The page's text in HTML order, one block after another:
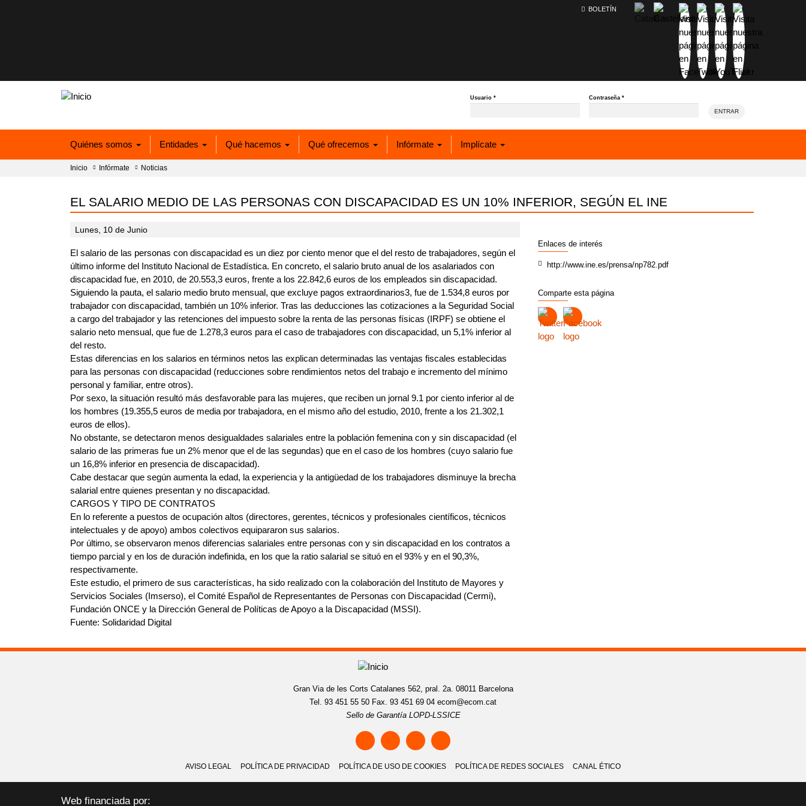
BOLETÍN
Usuario* Contraseña*
ENTRAR
Quiénes somos Entidades Qué hacemos Qué ofrecemos Infórmate Implícate
Inicio Infórmate Noticias
EL SALARIO MEDIO DE LAS PERSONAS CON DISCAPACIDAD ES UN 10% INFERIOR, SEGÚN EL INE
Lunes, 10 de Junio
El salario de las personas con discapacidad es un diez por ciento menor que el del resto de trabajadores, según el
último informe del Instituto Nacional de Estadística. En concreto, el salario bruto anual de los asalariados con
discapacidad fue, en 2010, de 20.553,3 euros, frente a los 22.842,6 euros de los empleados sin discapacidad.
Siguiendo la pauta, el salario medio bruto mensual, que excluye pagos extraordinarios3, fue de 1.534,8 euros por
trabajador con discapacidad, también un 10% inferior. Tras las deducciones las cotizaciones a la Seguridad Social
a cargo del trabajador y las retenciones del impuesto sobre la renta de las personas físicas (IRPF) se obtiene el
salario neto mensual, que fue de 1.278,3 euros para el caso de trabajadores con discapacidad, un 5,1% inferior al
del resto.
Estas diferencias en los salarios en términos netos las explican determinadas las ventajas fiscales establecidas
para las personas con discapacidad (reducciones sobre rendimientos netos del trabajo e incremento del mínimo
personal y familiar, entre otros).
Por sexo, la situación resultó más desfavorable para las mujeres, que reciben un jornal 9.1 por ciento inferior al de
los hombres (19.355,5 euros de media por trabajadora, en el mismo año del estudio, 2010, frente a los 21.302,1
euros de ellos).
No obstante, se detectaron menos desigualdades salariales entre la población femenina con y sin discapacidad (el
salario de las primeras fue un 2% menor que el de las segundas) que en el caso de los hombres (cuyo salario fue
un 16,8% inferior en presencia de discapacidad).
Cabe destacar que según aumenta la edad, la experiencia y la antigüedad de los trabajadores disminuye la brecha
salarial entre quienes presentan y no discapacidad.
CARGOS Y TIPO DE CONTRATOS
En lo referente a puestos de ocupación altos (directores, gerentes, técnicos y profesionales científicos, técnicos
intelectuales y de apoyo) ambos colectivos equipararon sus salarios.
Por último, se observaron menos diferencias salariales entre personas con y sin discapacidad en los contratos a
tiempo parcial y en los de duración indefinida, en los que la ratio salarial se situó en el 93% y en el 90,3%,
respectivamente.
Este estudio, el primero de sus características, ha sido realizado con la colaboración del Instituto de Mayores y
Servicios Sociales (Imserso), el Comité Español de Representantes de Personas con Discapacidad (Cermi),
Fundación ONCE y la Dirección General de Políticas de Apoyo a la Discapacidad (MSSI).
Fuente: Solidaridad Digital
Enlaces de interés
http://www.ine.es/prensa/np782.pdf
Comparte esta página
Gran Via de les Corts Catalanes 562, pral. 2a. 08011 Barcelona
Tel. 93 451 55 50 Fax. 93 451 69 04 ecom@ecom.cat
Sello de Garantía LOPD-LSSICE
AVISO LEGAL POLÍTICA DE PRIVACIDAD POLÍTICA DE USO DE COOKIES POLÍTICA DE REDES SOCIALES CANAL ÉTICO
Web financiada por: